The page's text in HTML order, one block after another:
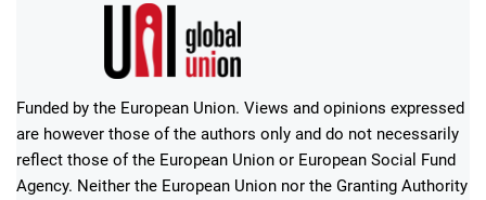
Funded by the European Union. Views and opinions expressed
are however those of the authors only and do not necessarily
reflect those of the European Union or European Social Fund
Agency. Neither the European Union nor the Granting Authority